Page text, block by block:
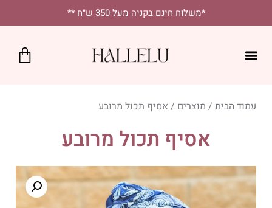
*משלוח חינם בקניה מעל 350 ש״ח **
עמוד הבית / מוצרים / אסיף תכול מרובע
אסיף תכול מרובע